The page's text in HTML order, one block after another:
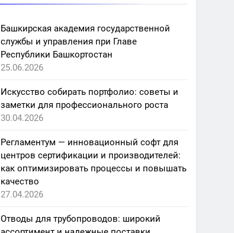
Башкирская академия государственной
службы и управления при Главе
Республики Башкортостан
25.06.2026
Искусство собирать портфолио: советы и
заметки для профессионального роста
30.04.2026
Регламентум — инновационный софт для
центров сертификации и производителей:
как оптимизировать процессы и повышать
качество
27.04.2026
Отводы для трубопроводов: широкий